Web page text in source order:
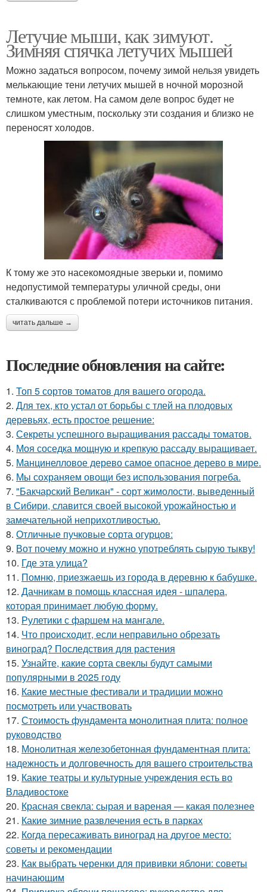
Летучие мыши, как зимуют.
Зимняя спячка летучих мышей
Можно задаться вопросом, почему зимой нельзя увидеть
мелькающие тени летучих мышей в ночной морозной
темноте, как летом. На самом деле вопрос будет не
слишком уместным, поскольку эти создания и близко не
переносят холодов.
К тому же это насекомоядные зверьки и, помимо
недопустимой температуры уличной среды, они
сталкиваются с проблемой потери источников питания.
читать дальше →
Последние обновления на сайте:
1. Топ 5 сортов томатов для вашего огорода.
2. Для тех, кто устал от борьбы с тлей на плодовых
деревьях, есть простое решение:
3. Секреты успешного выращивания рассады томатов.
4. Моя соседка мощную и крепкую рассаду выращивает.
5. Манцинелловое дерево самое опасное дерево в мире.
6. Мы сохраняем овощи без использования погреба.
7. "Бакчарский Великан" - сорт жимолости, выведенный
в Сибири, славится своей высокой урожайностью и
замечательной неприхотливостью.
8. Отличные пучковые сорта огурцов:
9. Вот почему можно и нужно употреблять сырую тыкву!
10. Где этa улица?
11. Помню, приезжаешь из города в деревню к бабушке.
12. Дачникам в помощь классная идея - шпалера,
которая принимает любую форму.
13. Рулетики с фаршем на мангале.
14. Что происходит, если неправильно обрезать
виноград? Последствия для растения
15. Узнайте, какие сорта свеклы будут самыми
популярными в 2025 году
16. Какие местные фестивали и традиции можно
посмотреть или участвовать
17. Стоимость фундамента монолитная плита: полное
руководство
18. Монолитная железобетонная фундаментная плита:
надежность и долговечность для вашего строительства
19. Какие театры и культурные учреждения есть во
Владивостоке
20. Красная свекла: сырая и вареная — какая полезнее
21. Какие зимние развлечения есть в парках
22. Когда пересаживать виноград на другое место:
советы и рекомендации
23. Как выбрать черенки для прививки яблони: советы
начинающим